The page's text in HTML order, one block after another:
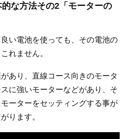
な方法その2「モーターの
い電池を使っても、その電池の
れません。
あり、直線コース向きのモータ
に強いモーターなどがあり、そ
ーターをセッティングする事が
ります。